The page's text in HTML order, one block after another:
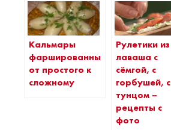
Кальмары
фаршированные:
от простого к
сложному
Рулетики из
лаваша с
сёмгой, с
горбушей, с
тунцом –
рецепты с
фото